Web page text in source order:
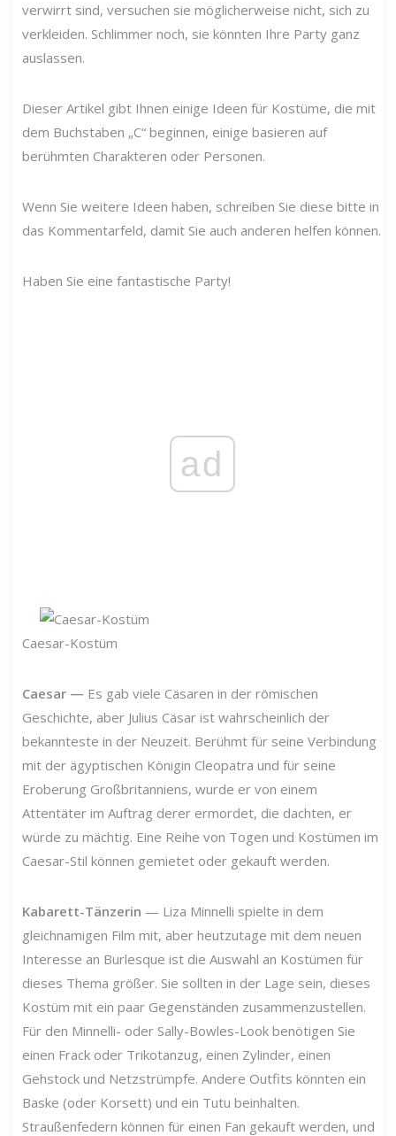
verwirrt sind, versuchen sie möglicherweise nicht, sich zu
verkleiden. Schlimmer noch, sie könnten Ihre Party ganz
auslassen.
Dieser Artikel gibt Ihnen einige Ideen für Kostüme, die mit
dem Buchstaben „C“ beginnen, einige basieren auf
berühmten Charakteren oder Personen.
Wenn Sie weitere Ideen haben, schreiben Sie diese bitte in
das Kommentarfeld, damit Sie auch anderen helfen können.
Haben Sie eine fantastische Party!
ad
Caesar-Kostüm
Caesar — Es gab viele Cäsaren in der römischen
Geschichte, aber Julius Cäsar ist wahrscheinlich der
bekannteste in der Neuzeit. Berühmt für seine Verbindung
mit der ägyptischen Königin Cleopatra und für seine
Eroberung Großbritanniens, wurde er von einem
Attentäter im Auftrag derer ermordet, die dachten, er
würde zu mächtig. Eine Reihe von Togen und Kostümen im
Caesar-Stil können gemietet oder gekauft werden.
Kabarett-Tänzerin — Liza Minnelli spielte in dem
gleichnamigen Film mit, aber heutzutage mit dem neuen
Interesse an Burlesque ist die Auswahl an Kostümen für
dieses Thema größer. Sie sollten in der Lage sein, dieses
Kostüm mit ein paar Gegenständen zusammenzustellen.
Für den Minnelli- oder Sally-Bowles-Look benötigen Sie
einen Frack oder Trikotanzug, einen Zylinder, einen
Gehstock und Netzstrümpfe. Andere Outfits könnten ein
Baske (oder Korsett) und ein Tutu beinhalten.
Straußenfedern können für einen Fan gekauft werden, und